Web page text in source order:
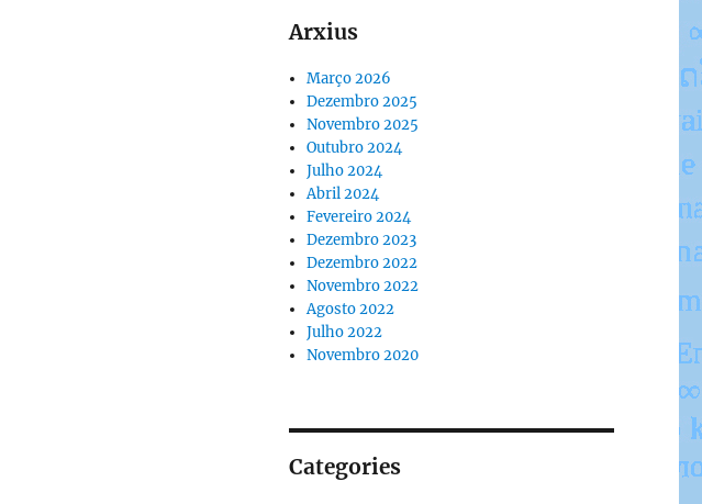
Arxius
Março 2026
Dezembro 2025
Novembro 2025
Outubro 2024
Julho 2024
Abril 2024
Fevereiro 2024
Dezembro 2023
Dezembro 2022
Novembro 2022
Agosto 2022
Julho 2022
Novembro 2020
Categories